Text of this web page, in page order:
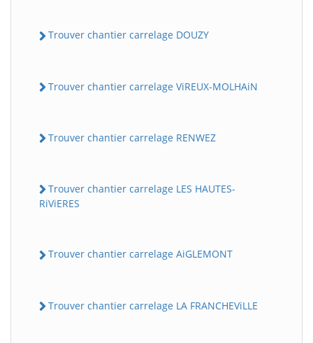
Trouver chantier carrelage DOUZY
Trouver chantier carrelage ViREUX-MOLHAiN
Trouver chantier carrelage RENWEZ
Trouver chantier carrelage LES HAUTES-
RiViERES
Trouver chantier carrelage AiGLEMONT
Trouver chantier carrelage LA FRANCHEViLLE